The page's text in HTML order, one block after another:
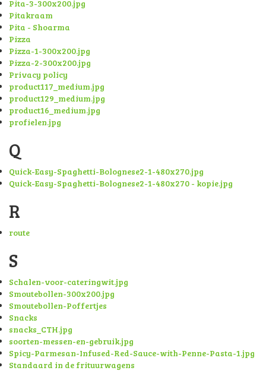
Pita-3-300x200.jpg
Pitakraam
Pita - Shoarma
Pizza
Pizza-1-300x200.jpg
Pizza-2-300x200.jpg
Privacy policy
product117_medium.jpg
product129_medium.jpg
product16_medium.jpg
profielen.jpg
Q
Quick-Easy-Spaghetti-Bolognese2-1-480x270.jpg
Quick-Easy-Spaghetti-Bolognese2-1-480x270 - kopie.jpg
R
route
S
Schalen-voor-cateringwit.jpg
Smoutebollen-300x200.jpg
Smoutebollen-Poffertjes
Snacks
snacks_CTH.jpg
soorten-messen-en-gebruik.jpg
Spicy-Parmesan-Infused-Red-Sauce-with-Penne-Pasta-1.jpg
Standaard in de frituurwagens